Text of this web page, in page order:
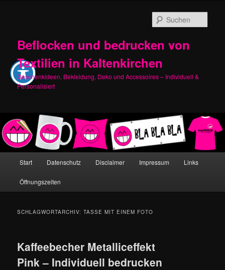
Beflocken und bedrucken von
Textilien in Kaltenkirchen
Geschenkideen, Bekleidung, Deko und Accessoires – Individuell &
Personalisiert
Start Datenschutz Disclaimer Impressum Links
Öffnungszeiten
SCHLAGWORTARCHIV:TASSE MIT EINEM FOTO
Kaffeebecher Metalliceffekt
Pink – Individuell bedrucken